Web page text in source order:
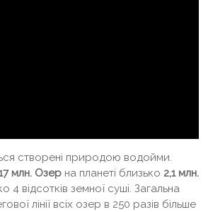
створені природою водойми.
млн. Озер на планеті близько 2,1 млн.
4 відсотків земної суші. Загальна
лінії всіх озер в 250 разів більше